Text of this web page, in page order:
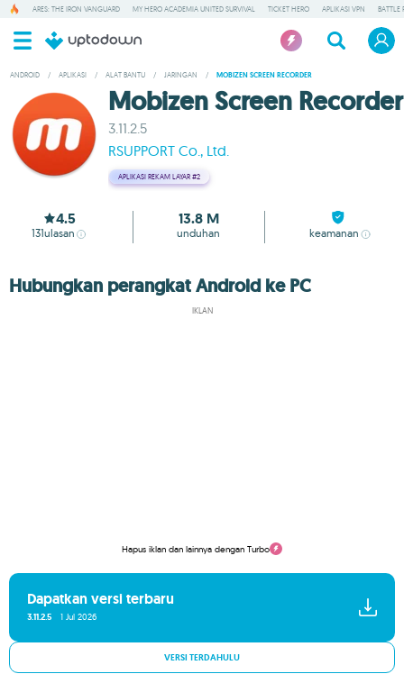
ARES: THE IRON VANGUARD MY HERO ACADEMIA UNITED SURVIVAL TICKET HERO APLIKASI VPN BATTLE
ANDROID / APLIKASI / ALAT BANTU / JARINGAN / MOBIZEN SCREEN RECORDER
Mobizen Screen Recorder
3.11.2.5
RSUPPORT Co., Ltd.
APLIKASI REKAM LAYAR #2
4.5
131ulasan
13.8 M
unduhan keamanan
Hubungkan perangkat Android ke PC
IKLAN
Hapus iklan dan lainnya dengan Turbo
Dapatkan versi terbaru
3.11.2.5 1 Jul 2026
VERSI TERDAHULU